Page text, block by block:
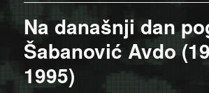
Na današnji dan
Šabanović Avdo
1995)